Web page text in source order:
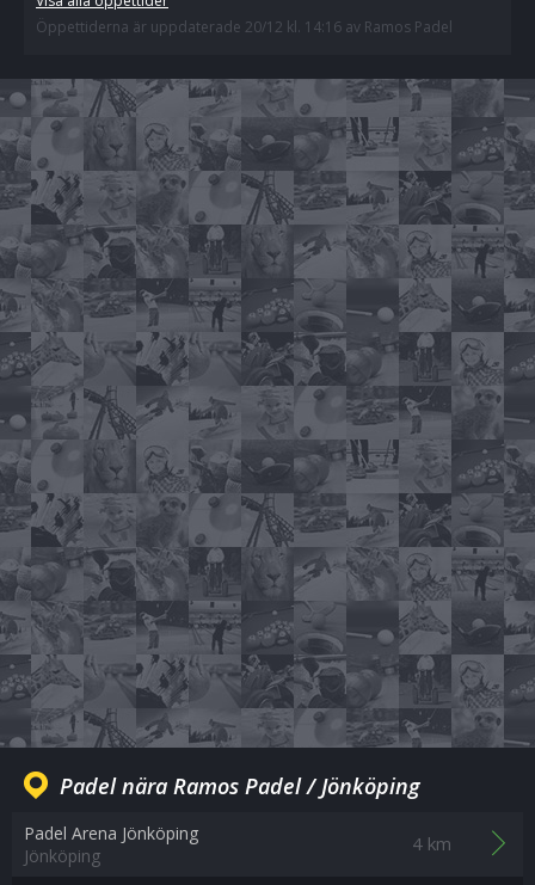
Öppettiderna är uppdaterade 20/12 kl. 14:16 av Ramos Padel
Padel nära Ramos Padel / Jönköping
Padel Arena Jönköping
Jönköping
4 km